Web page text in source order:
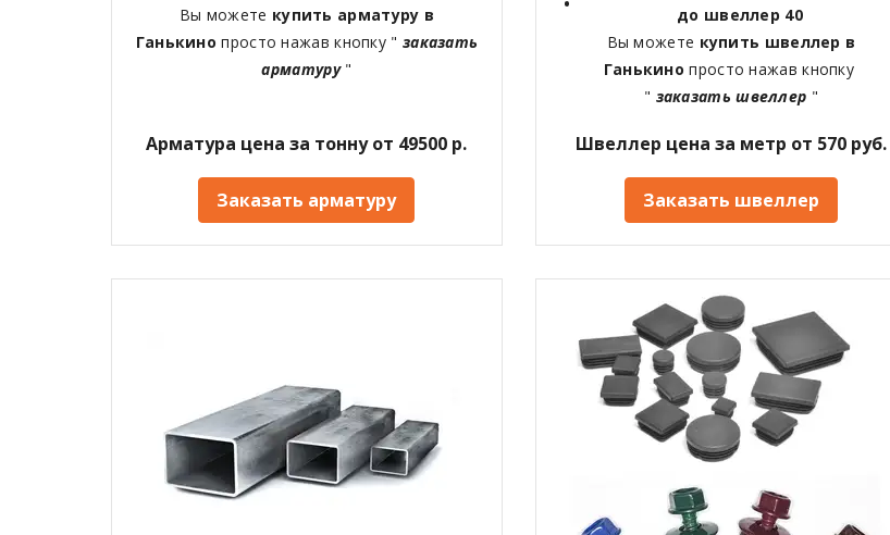
Вы можете купить арматуру в
Ганькинопросто нажав кнопку " заказать
арматуру"
Арматура цена за тонну от 49500 р.
Заказать арматуру
до швеллер 40
Вы можете купить швеллер в
Ганькинопросто нажав кнопку
" заказать швеллер "
Швеллер цена за метр от 570 руб.
Заказать швеллер